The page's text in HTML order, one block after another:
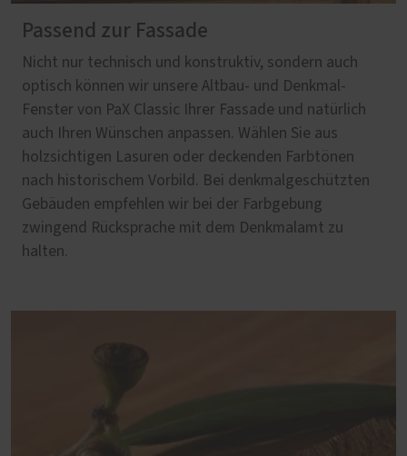
Passend zur Fassade
Nicht nur technisch und konstruktiv, sondern auch
optisch können wir unsere Altbau- und Denkmal-
Fenster von PaX Classic Ihrer Fassade und natürlich
auch Ihren Wünschen anpassen. Wählen Sie aus
holzsichtigen Lasuren oder deckenden Farbtönen
nach historischem Vorbild. Bei denkmalgeschützten
Gebäuden empfehlen wir bei der Farbgebung
zwingend Rücksprache mit dem Denkmalamt zu
halten.